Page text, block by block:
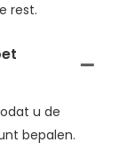
rest.
u de
bepalen.